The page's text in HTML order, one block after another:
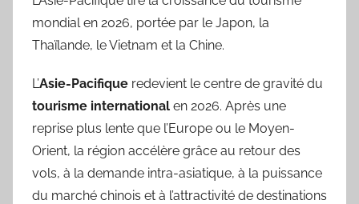
mondial en 2026, portée par le Japon, la
Thaïlande, le Vietnam et la Chine.
L’Asie-Pacifique redevient le centre de gravité du
tourisme international en 2026. Après une
reprise plus lente que l’Europe ou le Moyen-
Orient, la région accélère grâce au retour des
vols, à la demande intra-asiatique, à la puissance
du marché chinois et à l’attractivité de destinations